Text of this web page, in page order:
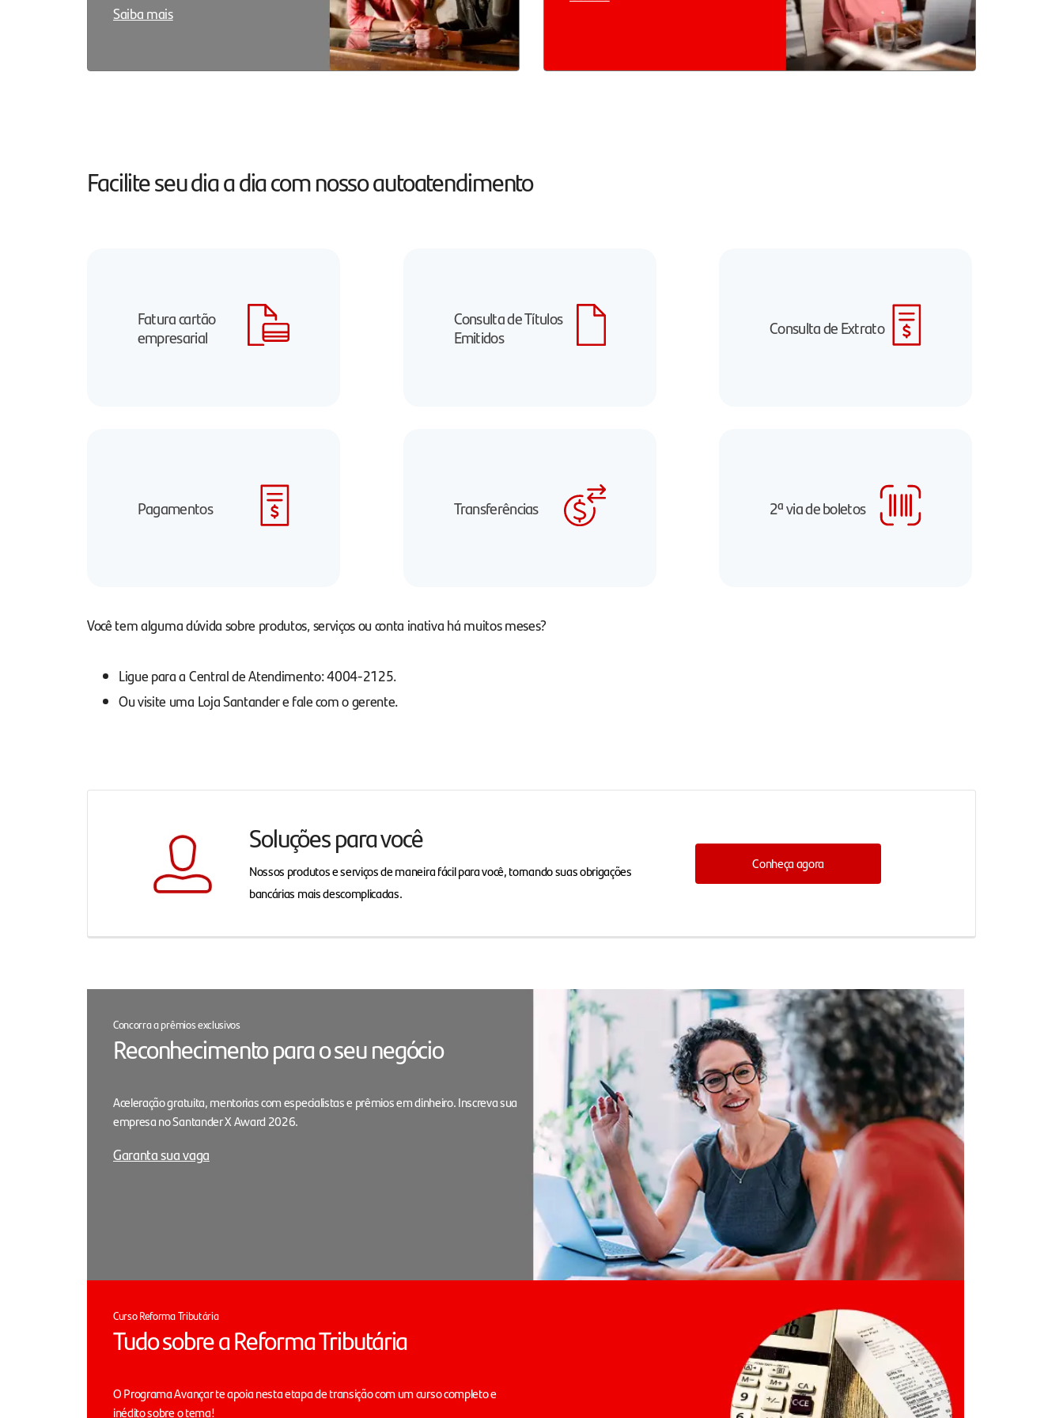
Saiba mais
Facilite seu dia a dia com nosso autoatendimento
Fatura cartão
empresarial
Consulta de Títulos
Emitidos
Consulta de Extrato
Pagamentos Transferências 2ª via de boletos
Você tem alguma dúvida sobre produtos, serviços ou conta inativa há muitos meses?
Ligue para a Central de Atendimento: 4004-2125.
Ou visite uma Loja Santander e fale com o gerente.
Soluções para você
Nossos produtos e serviços de maneira fácil para você, tornando suas obrigações
bancárias mais descomplicadas.
Conheça agora
Concorra a prêmios exclusivos
Reconhecimento para o seu negócio
Aceleração gratuita, mentorias com especialistas e prêmios em dinheiro. Inscreva sua
empresa no Santander X Award 2026.
Garanta sua vaga
Curso Reforma Tributária
Tudo sobre a Reforma Tributária
O Programa Avançar te apoia nesta etapa de transição com um curso completo e
inédito sobre o tema!